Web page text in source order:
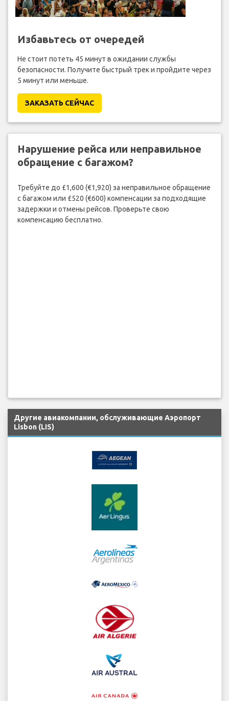
Избавьтесь от очередей
Не стоит потеть 45 минут в ожидании службы
безопасности. Получите быстрый трек и пройдите через
5 минут или меньше.
ЗАКАЗАТЬ СЕЙЧАС
Нарушение рейса или неправильное
обращение с багажом?
Требуйте до £1,600 (€1,920) за неправильное обращение
с багажом или £520 (€600) компенсации за подходящие
задержки и отмены рейсов. Проверьте свою
компенсацию бесплатно.
Другие авиакомпании, обслуживающие Аэропорт
Lisbon (LIS)